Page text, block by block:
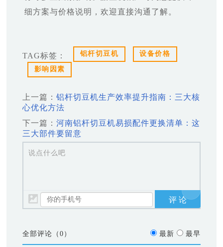
细方案与价格说明，欢迎直接沟通了解。
TAG标签： 铝杆切豆机 设备价格
影响因素
上一篇：铝杆切豆机生产效率提升指南：三大核
心优化方法
下一篇：河南铝杆切豆机易损配件更换清单：这
三大部件要留意
说点什么吧
全部评论（0 ） 最新 最早